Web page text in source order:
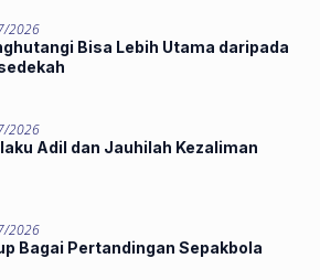
2026
Bisa Lebih Utama daripada
2026
Adil dan Jauhilah Kezaliman
2026
Bagai Pertandingan Sepakbola